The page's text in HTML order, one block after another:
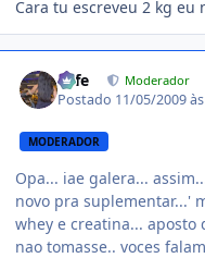
Cara tu escreveu 2 kg
Fefe Moderador
Postado 11/05/2009
MODERADOR
Opa... iae galera...
novo pra suplementar...'
whey e creatina... aposto
nao tomasse.. voces